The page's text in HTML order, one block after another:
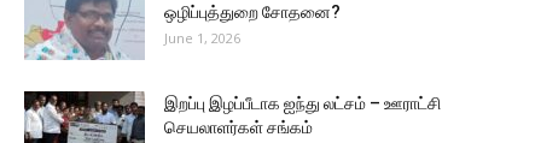
ஒழிப்புத்துறை சோதனை?
June 1, 2026
இறப்பு இழப்பீடாக ஐந்து லட்சம் – ஊராட்சி
செயலாளர்கள் சங்கம்